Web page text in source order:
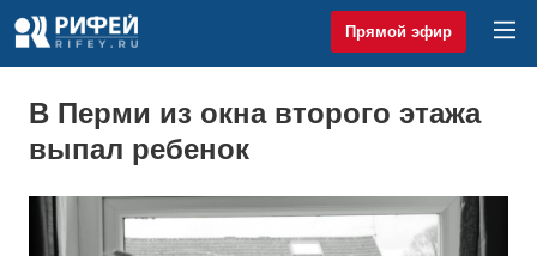
Прямой эфир
В Перми из окна второго этажа
выпал ребенок